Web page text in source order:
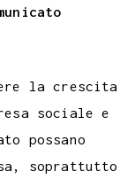
n
k
la crescita
sociale e
possano
soprattutto